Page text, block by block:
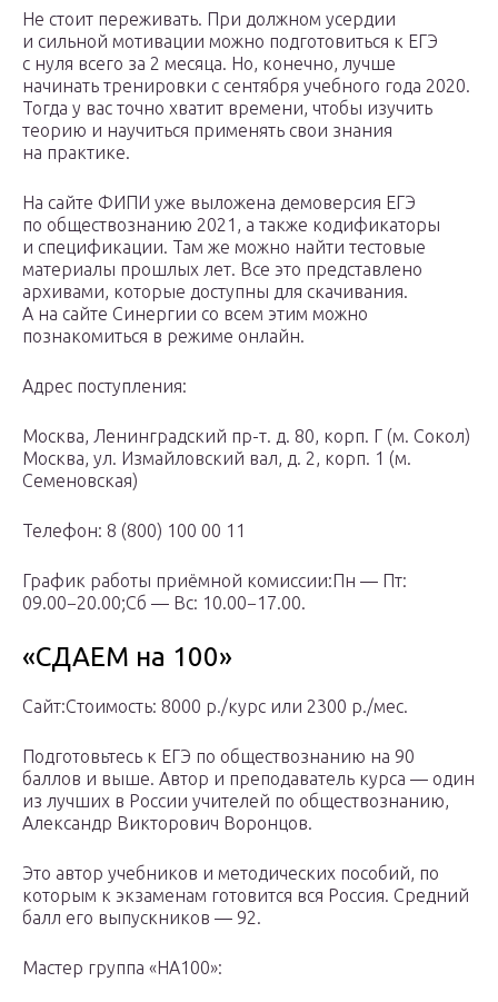
Не стоит переживать. При должном усердии
и сильной мотивации можно подготовиться к ЕГЭ
с нуля всего за 2 месяца. Но, конечно, лучше
начинать тренировки с сентября учебного года 2020.
Тогда у вас точно хватит времени, чтобы изучить
теорию и научиться применять свои знания
на практике.
На сайте ФИПИ уже выложена демоверсия ЕГЭ
по обществознанию 2021, а также кодификаторы
и спецификации. Там же можно найти тестовые
материалы прошлых лет. Все это представлено
архивами, которые доступны для скачивания.
А на сайте Синергии со всем этим можно
познакомиться в режиме онлайн.
Адрес поступления:
Москва, Ленинградский пр-т. д. 80, корп. Г (м. Сокол)
Москва, ул. Измайловский вал, д. 2, корп. 1 (м.
Семеновская)
Телефон: 8 (800) 100 00 11
График работы приёмной комиссии:Пн — Пт:
09.00−20.00;Сб — Вс: 10.00−17.00.
«СДАЕМ на 100»
Сайт:Стоимость: 8000 р./курс или 2300 р./мес.
Подготовьтесь к ЕГЭ по обществознанию на 90
баллов и выше. Автор и преподаватель курса — один
из лучших в России учителей по обществознанию,
Александр Викторович Воронцов.
Это автор учебников и методических пособий, по
которым к экзаменам готовится вся Россия. Средний
балл его выпускников — 92.
Мастер группа «НА100»: